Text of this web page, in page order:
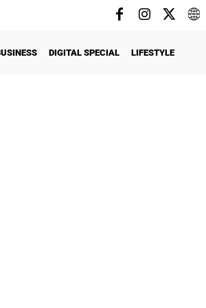
DIGITAL SPECIAL LIFESTYLE